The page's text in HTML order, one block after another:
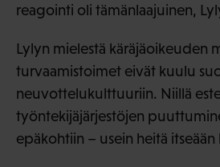
reagointi oli tämänlaajuinen,
Lylyn mielestä käräjäoikeuden
turvaamistoimet eivät kuulu
neuvottelukulttuuriin. Niillä
työntekijäjärjestöjen
epäkohtiin – usein heitä